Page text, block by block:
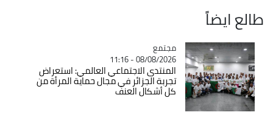
طالع ايضاً
Catégorie
مجتمع
08/08/2026 - 11:16
المنتدى الاجتماعي العالمي: استعراض
تجربة الجزائر في مجال حماية المرأة من
كل أشكال العنف